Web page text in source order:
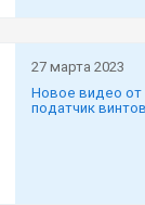
27 марта 2023
Новое видео от
податчик винтов